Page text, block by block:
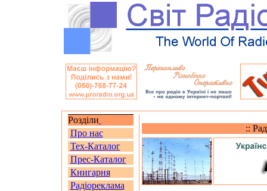
Розділи
Про нас
Тех-Каталог
Прес-Каталог
Книгарня
Радіореклама
::